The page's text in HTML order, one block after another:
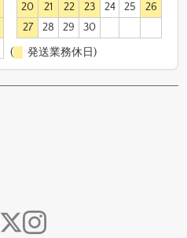
20
21 22 23 24 25
26
27
28 29 30
( 発送業務休日)